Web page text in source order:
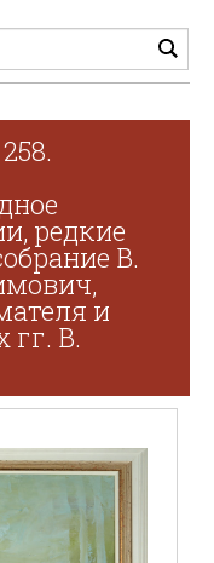
редкие
В.
и
гг. В.